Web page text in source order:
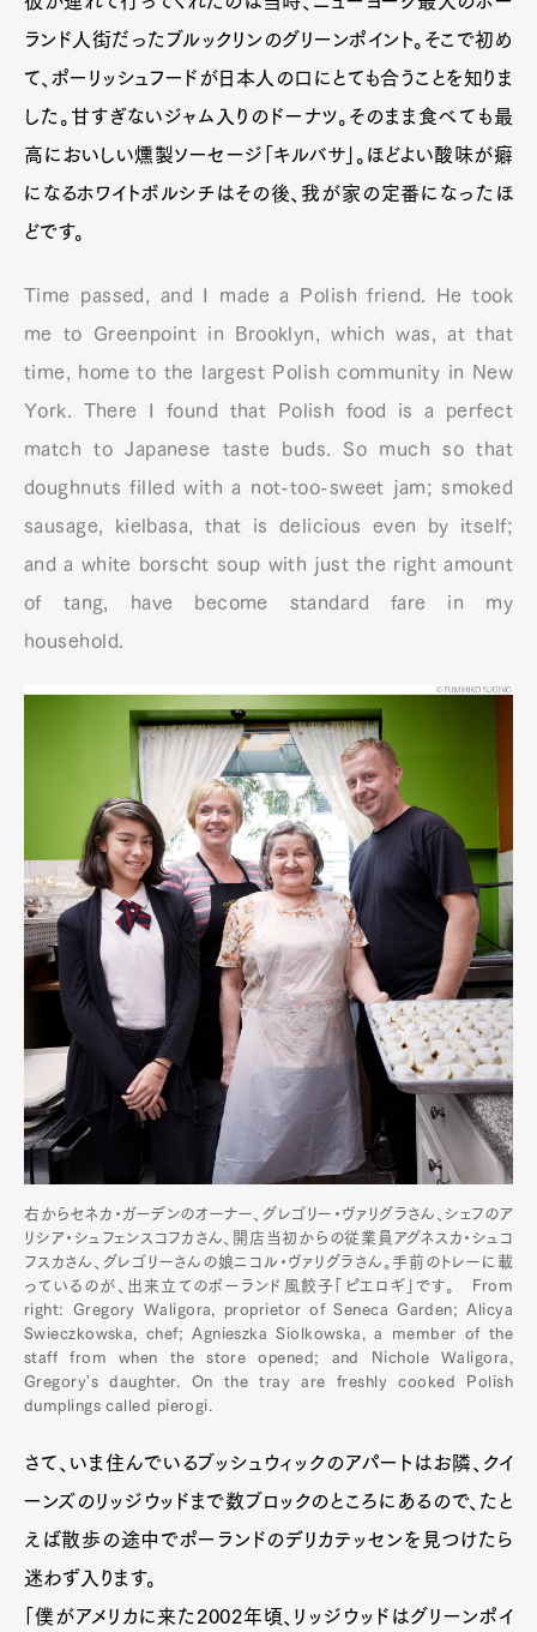
ランド人街だったブルックリンのグリーンポイント。そこで初め
て、ポーリッシュフードが日本人の口にとても合うことを知りま
した。甘すぎないジャム入りのドーナツ。そのまま食べても最
高においしい燻製ソーセージ「キルバサ」。ほどよい酸味が癖
になるホワイトボルシチはその後、我が家の定番になったほ
どです。
Time passed, and I made a Polish friend. He took
me to Greenpoint in Brooklyn, which was, at that
time, home to the largest Polish community in New
York. There I found that Polish food is a perfect
match to Japanese taste buds. So much so that
doughnuts filled with a not-too-sweet jam; smoked
sausage, kielbasa, that is delicious even by itself;
and a white borscht soup with just the right amount
of tang, have become standard fare in my
household.
右からセネカ・ガーデンのオーナー、グレゴリー・ヴァリグラさん、シェフのア
リシア・シュフェンスコフカさん、開店当初からの従業員アグネスカ・シュコ
フスカさん、グレゴリーさんの娘ニコル・ヴァリグラさん。手前のトレーに載
っているのが、出来立てのポーランド風餃子「ピエロギ」です。 From
right: Gregory Waligora, proprietor of Seneca Garden; Alicya
Swieczkowska, chef; Agnieszka Siolkowska, a member of the
staff from when the store opened; and Nichole Waligora,
Gregory's daughter. On the tray are freshly cooked Polish
dumplings called pierogi.
さて、いま住んでいるブッシュウィックのアパートはお隣、クイ
ーンズのリッジウッドまで数ブロックのところにあるので、たと
えば散歩の途中でポーランドのデリカテッセンを見つけたら
迷わず入ります。
「僕がアメリカに来た2002年頃、リッジウッドはグリーンポイ